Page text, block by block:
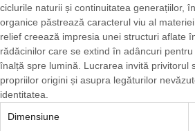
ciclurile naturii și continuitatea generațiilor,
organice păstrează caracterul viu al
relief creează impresia unei structuri aflate
rădăcinilor care se extind în adâncuri
înalță spre lumină. Lucrarea invită privitorul
propriilor origini și asupra legăturilor
identitatea.
Dimensiune